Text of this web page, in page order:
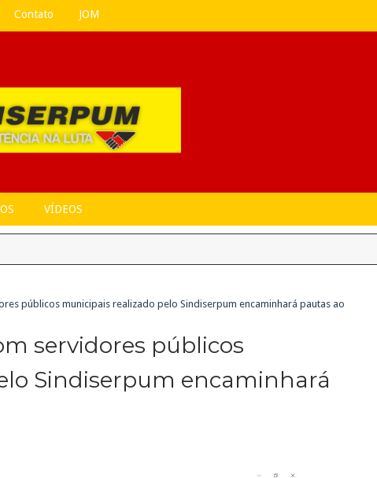
Contato JOM
VÍDEOS
públicos municipais realizado pelo Sindiserpum encaminhará pautas ao
servidores públicos
Sindiserpum encaminhará